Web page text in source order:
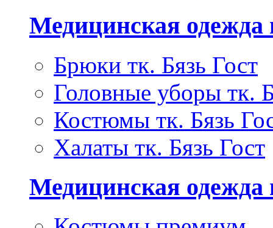
Медицинская одежда
Брюки тк. Бязь Гост
Головные уборы тк.
Костюмы тк. Бязь
Халаты тк. Бязь Гост
Медицинская одежда